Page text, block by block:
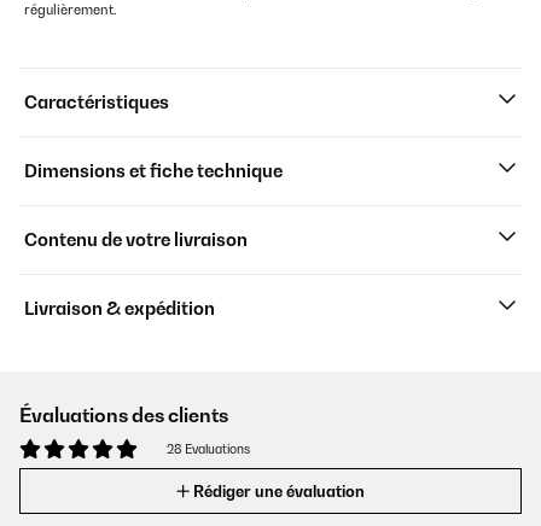
régulièrement.
Caractéristiques
Dimensions et fiche technique
Contenu de votre livraison
Livraison & expédition
Évaluations des clients
28 Evaluations
Rédiger une évaluation